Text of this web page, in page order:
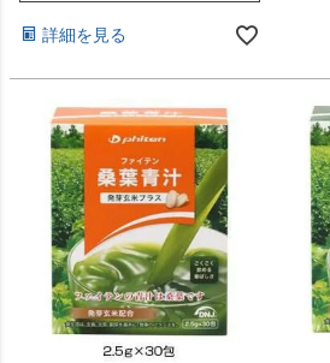
詳細を見る